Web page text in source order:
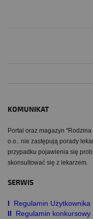
KOMUNIKAT
Portal oraz magazyn
o.o.. nie zastępują porady
przypadku pojawienia się
skonsultować się z lekarzem.
SERWIS
I Regulamin Użytkownika
II
Regulamin